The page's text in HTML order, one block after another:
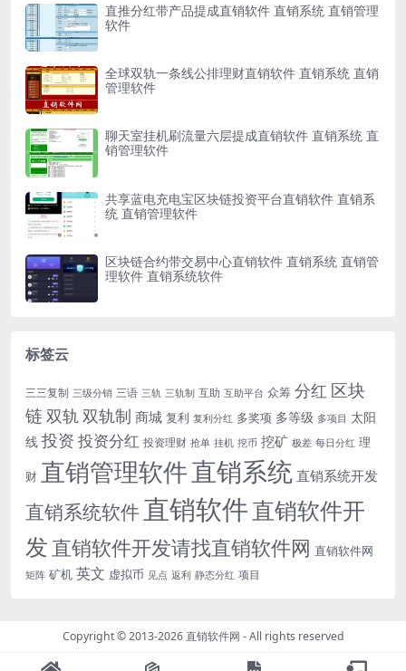
直推分红带产品提成直销软件 直销系统 直销管理
软件
全球双轨一条线公排理财直销软件 直销系统 直销
管理软件
聊天室挂机刷流量六层提成直销软件 直销系统 直
销管理软件
共享蓝电充电宝区块链投资平台直销软件 直销系
统 直销管理软件
区块链合约带交易中心直销软件 直销系统 直销管
理软件 直销系统软件
标签云
三三复制 三级分销 三语 三轨 三轨制 互助 互助平台 众筹 分红 区块
链双轨双轨制 商城 复利 复利分红 多奖项 多等级 多项目 太阳
线 投资 投资分红 投资理财 抢单 挂机 挖币 挖矿 极差 每日分红 理
财 直销管理软件直销系统直销系统开发
直销系统软件直销软件直销软件开
发 直销软件开发请找直销软件网 直销软件网
矩阵 矿机 英文 虚拟币 见点 返利 静态分红 项目
Copyright © 2013-2026直销软件网 - All rights reserved